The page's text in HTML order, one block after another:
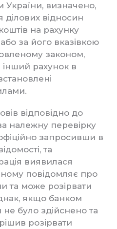
України, визначено,
ділових відносин
на рахунку
або за його вказівкою
законом,
інший рахунок в
відповідно до
належну перевірку
офіційно запросивши в
та
виявилася
повідомляє про
та може розірвати
якщо банком
було здійснено та
розірвати